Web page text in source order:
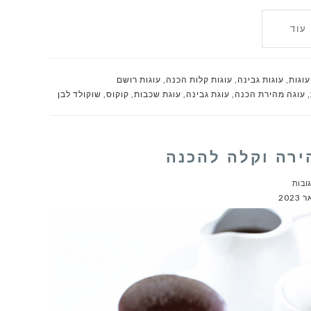
עוד
עוגות, עוגות גבינה, עוגות קלות הכנה, עוגות רושם
, עוגה מהירת הכנה, עוגת גבינה, עוגת שכבות, קוקוס, שוקולד לבן
וקלה להכנה